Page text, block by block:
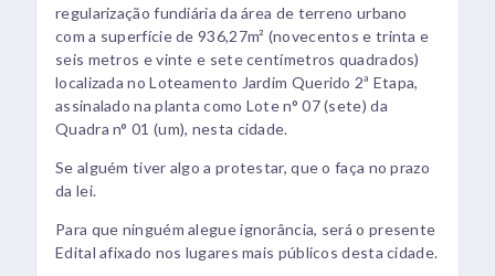
regularização fundiária da área de terreno urbano
com a superfície de 936,27m² (novecentos e trinta e
seis metros e vinte e sete centímetros quadrados)
localizada no Loteamento Jardim Querido 2ª Etapa,
assinalado na planta como Lote n° 07 (sete) da
Quadra n° 01 (um), nesta cidade.
Se alguém tiver algo a protestar, que o faça no prazo
da lei.
Para que ninguém alegue ignorância, será o presente
Edital afixado nos lugares mais públicos desta cidade.